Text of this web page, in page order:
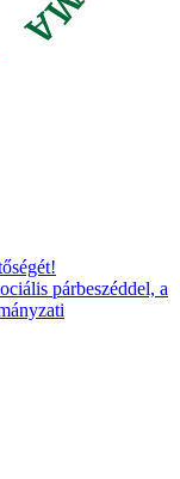
párbeszéddel, a